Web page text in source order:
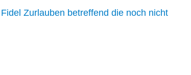
Zurlauben betreffend die noch nicht